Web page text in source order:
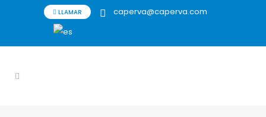
LLAMAR caperva@caperva.com